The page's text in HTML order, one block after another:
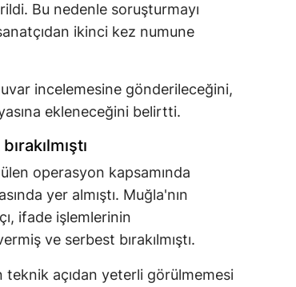
Bu nedenle soruşturmayı
ikinci kez numune
incelemesine gönderileceğini,
ekleneceğini belirtti.
operasyon kapsamında
yer almıştı. Muğla'nın
ifade işlemlerinin
ve serbest bırakılmıştı.
teknik açıdan yeterli görülmemesi